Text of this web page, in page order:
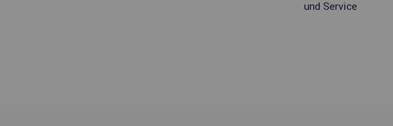
und Service